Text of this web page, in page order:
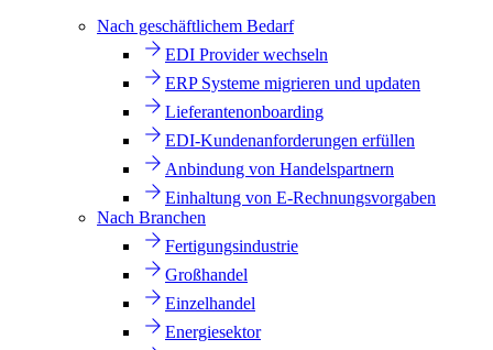
Nach geschäftlichem Bedarf
EDI Provider wechseln
ERP Systeme migrieren und updaten
Lieferantenonboarding
EDI-Kundenanforderungen erfüllen
Anbindung von Handelspartnern
Einhaltung von E-Rechnungsvorgaben
Nach Branchen
Fertigungsindustrie
Großhandel
Einzelhandel
Energiesektor